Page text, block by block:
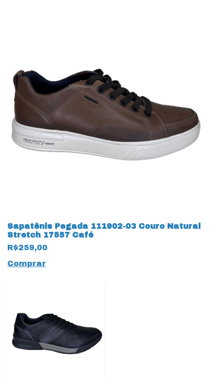
Sapatênis Pegada 111902-03 Couro Natural
Stretch 17557 Café
R$259,00
Comprar